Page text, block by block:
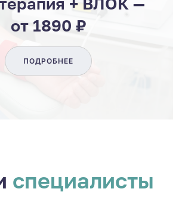
от 1890 ₽
ПОДРОБНЕЕ
специалисты